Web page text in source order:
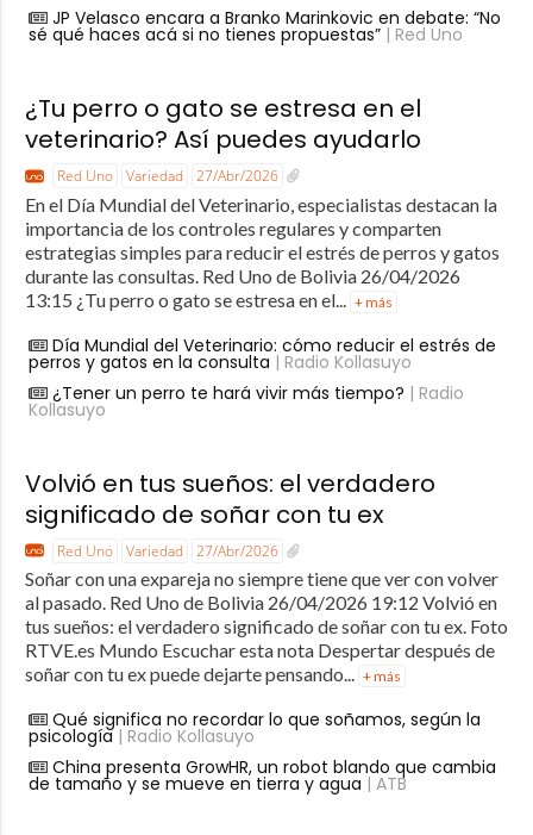
JP Velasco encara a Branko Marinkovic en debate: “No
sé qué haces acá si no tienes propuestas”| Red Uno
¿Tu perro o gato se estresa en el
veterinario? Así puedes ayudarlo
Red Uno Variedad 27/Abr/2026
En el Día Mundial del Veterinario, especialistas destacan la
importancia de los controles regulares y comparten
estrategias simples para reducir el estrés de perros y gatos
durante las consultas. Red Uno de Bolivia 26/04/2026
13:15 ¿Tu perro o gato se estresa en el...
+ más
Día Mundial del Veterinario: cómo reducir el estrés de
perros y gatos en la consulta | Radio Kollasuyo
¿Tener un perro te hará vivir más tiempo? | Radio
Kollasuyo
Volvió en tus sueños: el verdadero
significado de soñar con tu ex
Red Uno Variedad 27/Abr/2026
Soñar con una expareja no siempre tiene que ver con volver
al pasado. Red Uno de Bolivia 26/04/2026 19:12 Volvió en
tus sueños: el verdadero significado de soñar con tu ex. Foto
RTVE.es Mundo Escuchar esta nota Despertar después de
soñar con tu ex puede dejarte pensando... + más
Qué significa no recordar lo que soñamos, según la
psicología| Radio Kollasuyo
China presenta GrowHR, un robot blando que cambia
de tamaño y se mueve en tierra y agua | ATB